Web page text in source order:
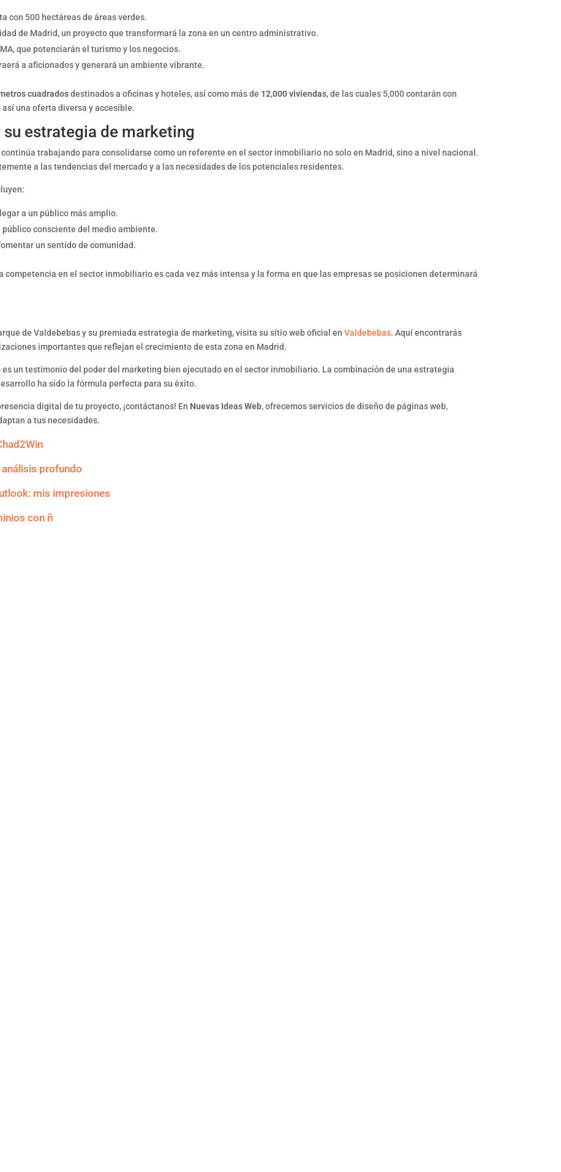
con 500 hectáreas de áreas verdes.
de Madrid, un proyecto que transformará la zona en un centro administrativo.
que potenciarán el turismo y los negocios.
a aficionados y generará un ambiente vibrante.
cuadradosdestinados a oficinas y hoteles, así como más de 12,000 viviendas, de las cuales 5,000 contarán con
una oferta diversa y accesible.
estrategia de marketing
trabajando para consolidarse como un referente en el sector inmobiliario no solo en Madrid, sino a nivel nacional.
a las tendencias del mercado y a las necesidades de los potenciales residentes.
a un público más amplio.
consciente del medio ambiente.
un sentido de comunidad.
competencia en el sector inmobiliario es cada vez más intensa y la forma en que las empresas se posicionen determinará
de Valdebebas y su premiada estrategia de marketing, visita su sitio web oficial enValdebebas. Aquí encontrarás
importantes que reflejan el crecimiento de esta zona en Madrid.
un testimonio del poder del marketing bien ejecutado en el sector inmobiliario. La combinación de una estrategia
ha sido la fórmula perfecta para su éxito.
digital de tu proyecto, ¡contáctanos! En Nuevas Ideas Web, ofrecemos servicios de diseño de páginas web,
a tus necesidades.
profundo
mis impresiones
con ñ